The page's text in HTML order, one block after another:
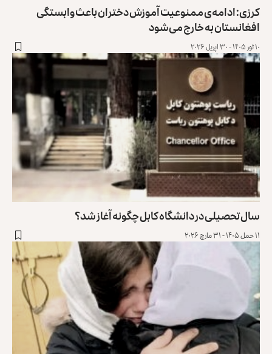
کرزی: ادامه‌ی ممنوعیت آموزش دختران باعث وابستگی
افغانستان به خارج می‌شود
۱۰ ثور ۱۴۰۵ - ۳۰ اپریل ۲۰۲۶
سال تحصیلی در دانشگاه کابل چگونه آغاز شد؟
۱۱ حمل ۱۴۰۵ - ۳۱ مارچ ۲۰۲۶